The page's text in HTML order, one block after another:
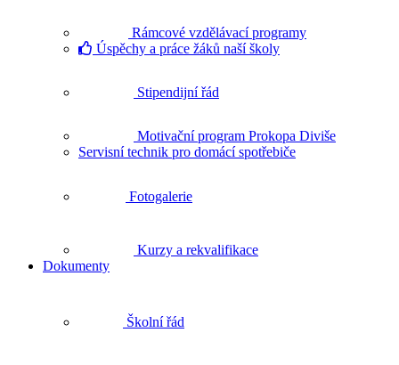
Rámcové vzdělávací programy
Úspěchy a práce žáků naší školy
Stipendijní řád
Motivační program Prokopa Diviše
Servisní technik pro domácí spotřebiče
Fotogalerie
Kurzy a rekvalifikace
Dokumenty
Školní řád